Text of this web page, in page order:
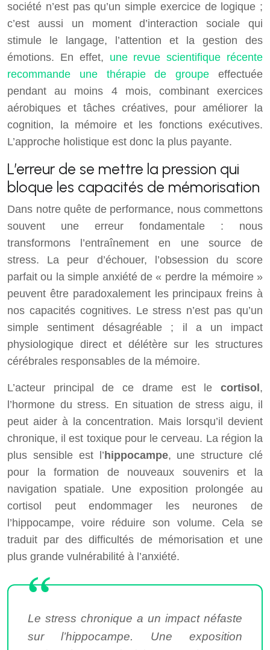
société n’est pas qu’un simple exercice de logique ;
c’est aussi un moment d’interaction sociale qui
stimule le langage, l’attention et la gestion des
émotions. En effet, une revue scientifique récente
recommande une thérapie de groupe effectuée
pendant au moins 4 mois, combinant exercices
aérobiques et tâches créatives, pour améliorer la
cognition, la mémoire et les fonctions exécutives.
L’approche holistique est donc la plus payante.
L’erreur de se mettre la pression qui
bloque les capacités de mémorisation
Dans notre quête de performance, nous commettons
souvent une erreur fondamentale : nous
transformons l’entraînement en une source de
stress. La peur d’échouer, l’obsession du score
parfait ou la simple anxiété de « perdre la mémoire »
peuvent être paradoxalement les principaux freins à
nos capacités cognitives. Le stress n’est pas qu’un
simple sentiment désagréable ; il a un impact
physiologique direct et délétère sur les structures
cérébrales responsables de la mémoire.
L’acteur principal de ce drame est le cortisol ,
l’hormone du stress. En situation de stress aigu, il
peut aider à la concentration. Mais lorsqu’il devient
chronique, il est toxique pour le cerveau. La région la
plus sensible est l’ hippocampe, une structure clé
pour la formation de nouveaux souvenirs et la
navigation spatiale. Une exposition prolongée au
cortisol peut endommager les neurones de
l’hippocampe, voire réduire son volume. Cela se
traduit par des difficultés de mémorisation et une
plus grande vulnérabilité à l’anxiété.
Le stress chronique a un impact néfaste
sur l’hippocampe. Une exposition